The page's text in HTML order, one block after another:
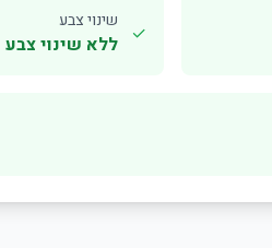
✓
שינוי צבע
ללא שינוי צבע